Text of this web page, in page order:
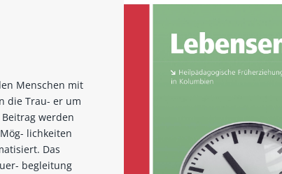
Menschen mit
die Trau- er um
werden
lichkeiten
Das
begleitung